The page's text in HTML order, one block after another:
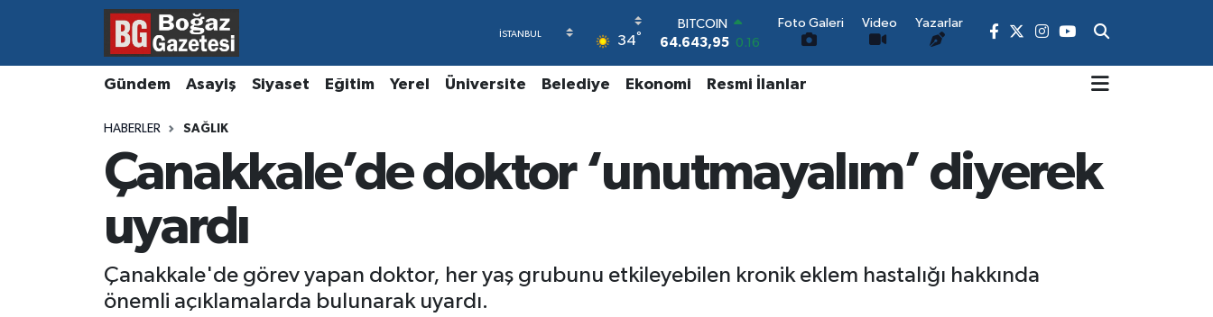
34°
BITCOIN
64.643,95 0.16
47,6006 0.06
64,2398
GRAM ALTIN
6500.87
Foto Galeri Video Yazarlar
Gündem Asayiş Siyaset Eğitim Yerel Üniversite Belediye Ekonomi Resmi İlanlar
HABERLER SAĞLIK
Çanakkale’de doktor ‘unutmayalım’ diyerek
uyardı
Çanakkale'de görev yapan doktor, her yaş grubunu etkileyebilen kronik eklem hastalığı hakkında
önemli açıklamalarda bulunarak uyardı.
Asayiş
Ekonomi
Kültür ve Sanat
Magazin
Hava Durumu
Süper Lig Puan Durumu ve Fikstür
Son Dakika Haberleri
Haber Arşivi